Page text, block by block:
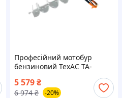
Професійний мотобур
бензиновий ТехАС TA-
GA1900)
5 579₴
6 974 ₴ -20%